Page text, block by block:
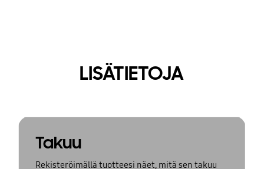
LISÄTIETOJA
Takuu
Rekisteröimällä tuotteesi näet, mitä sen takuu